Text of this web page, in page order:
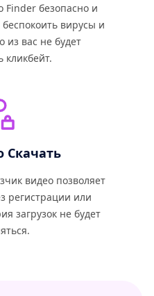
Finder безопасно и
вирусы и
из вас не будет
кликбейт.
Скачать
видео позволяет
регистрации или
загрузок не будет